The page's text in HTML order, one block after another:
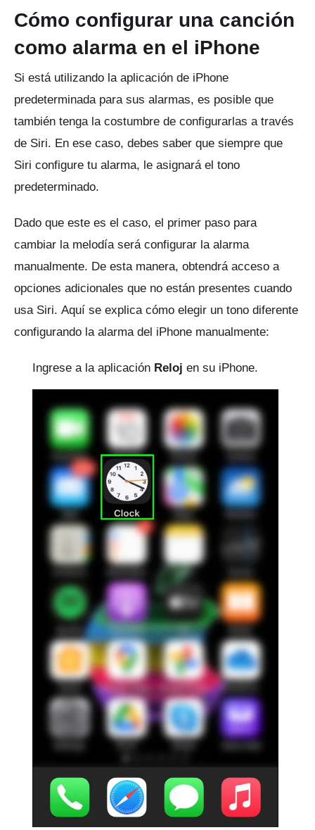
Cómo configurar una canción
como alarma en el iPhone
Si está utilizando la aplicación de iPhone
predeterminada para sus alarmas, es posible que
también tenga la costumbre de configurarlas a través
de Siri. En ese caso, debes saber que siempre que
Siri configure tu alarma, le asignará el tono
predeterminado.
Dado que este es el caso, el primer paso para
cambiar la melodía será configurar la alarma
manualmente. De esta manera, obtendrá acceso a
opciones adicionales que no están presentes cuando
usa Siri. Aquí se explica cómo elegir un tono diferente
configurando la alarma del iPhone manualmente:
Ingrese a la aplicación Reloj en su iPhone.